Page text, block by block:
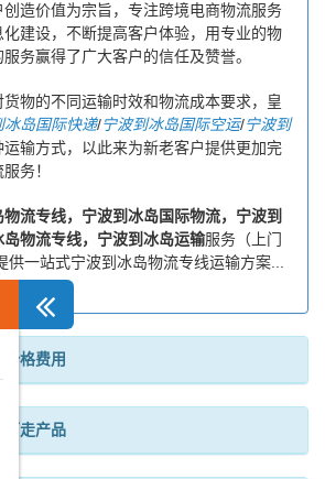
造价值为宗旨，专注跨境电商物流服务
建设，不断提高客户体验，用专业的物
务赢得了广大客户的信任及赞誉。
物的不同运输时效和物流成本要求，皇
冰岛国际快递/宁波到冰岛国际空运/宁波到
运输方式，以此来为新老客户提供更加完
务！
物流专线，宁波到冰岛国际物流，宁波到
物流专线，宁波到冰岛运输服务（上门
一站式宁波到冰岛物流专线运输方案...
格费用
可走产品